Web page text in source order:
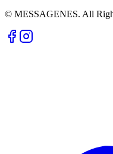
© MESSAGENES. All